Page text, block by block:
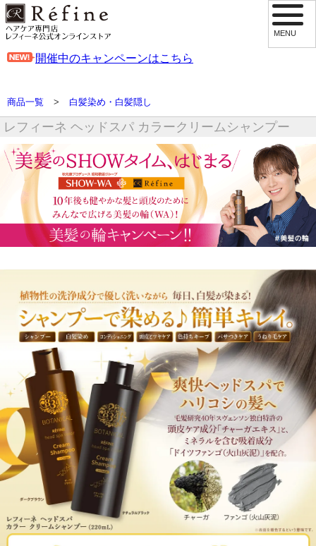
MENU
開催中のキャンペーンはこちら
商品一覧 > 白髪染め・白髪隠し
レフィーネ ヘッドスパ カラークリームシャンプー